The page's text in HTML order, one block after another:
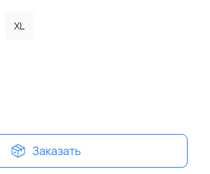
XL
Заказать